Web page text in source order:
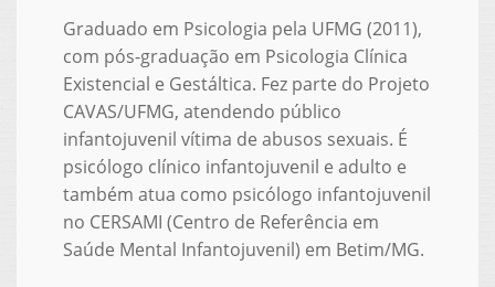
Graduado em Psicologia pela UFMG (2011),
com pós-graduação em Psicologia Clínica
Existencial e Gestáltica. Fez parte do Projeto
CAVAS/UFMG, atendendo público
infantojuvenil vítima de abusos sexuais. É
psicólogo clínico infantojuvenil e adulto e
também atua como psicólogo infantojuvenil
no CERSAMI (Centro de Referência em
Saúde Mental Infantojuvenil) em Betim/MG.